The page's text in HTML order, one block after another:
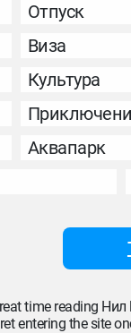
Отпуск
Виза
Культура
Аквапарк
time reading
entering the